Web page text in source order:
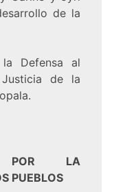
de la
Defensa al
de la
POR LA
PUEBLOS